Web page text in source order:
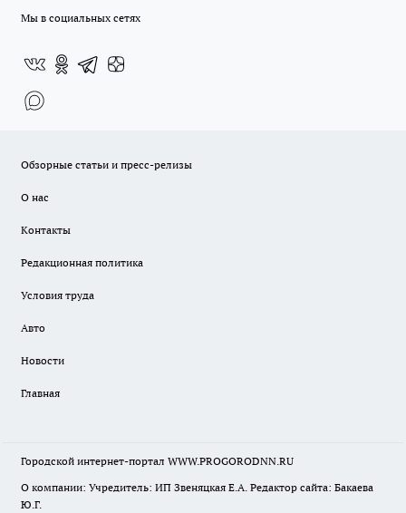
Мы в социальных сетях
Обзорные статьи и пресс-релизы
О нас
Контакты
Редакционная политика
Условия труда
Авто
Новости
Главная
Городской интернет-портал WWW.PROGORODNN.RU
О компании: Учредитель: ИП Звеняцкая Е.А. Редактор сайта: Бакаева
Ю.Г.